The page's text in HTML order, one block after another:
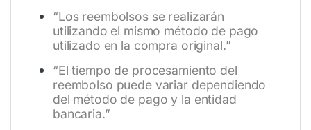
“Los reembolsos se realizarán
utilizando el mismo método de pago
utilizado en la compra original.”
“El tiempo de procesamiento del
reembolso puede variar dependiendo
del método de pago y la entidad
bancaria.”